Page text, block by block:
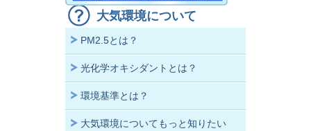
大気環境について
PM2.5とは？
光化学オキシダントとは？
環境基準とは？
大気環境についてもっと知りたい